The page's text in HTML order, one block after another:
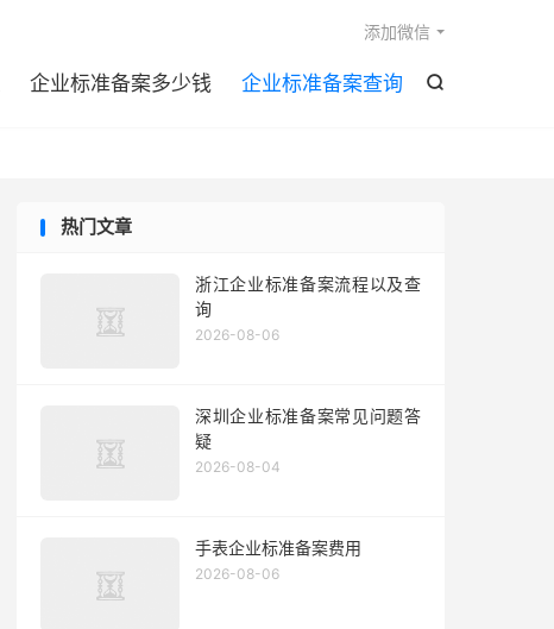

企业标准备案多少钱 企业标准备案查询
添加微信
热门文章
浙江企业标准备案流程以及查
询
2026-08-06
深圳企业标准备案常见问题答
疑
2026-08-04
手表企业标准备案费用
2026-08-06